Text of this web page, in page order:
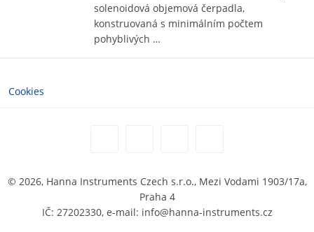
solenoidová objemová čerpadla,
konstruovaná s minimálním počtem
pohyblivých …
Cookies
© 2026, Hanna Instruments Czech s.r.o., Mezi Vodami 1903/17a,
Praha 4
IČ: 27202330, e-mail: info@hanna-instruments.cz